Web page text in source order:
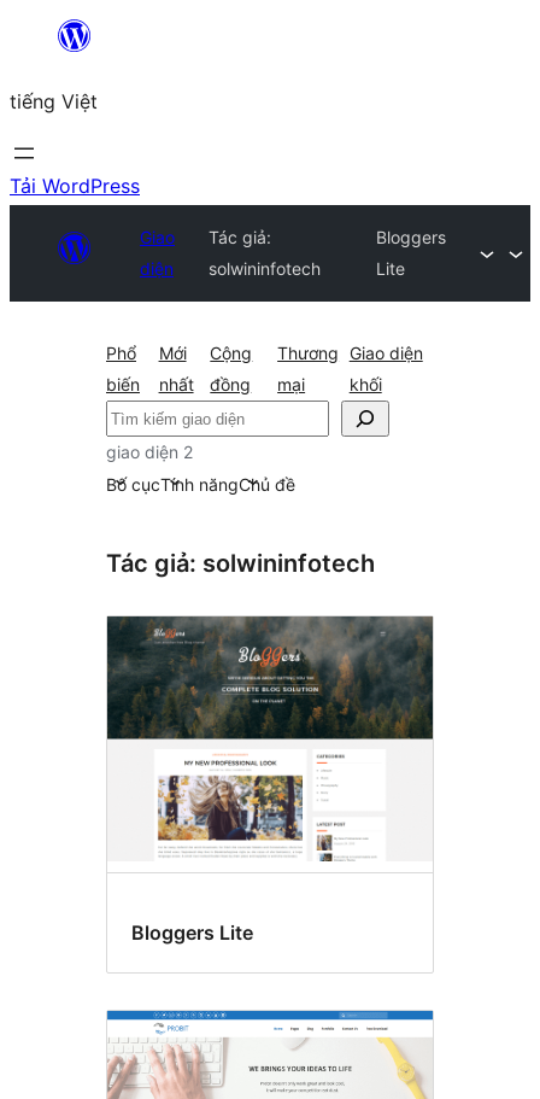
Chuyển
phần
nội
dung
tiếng Việt
Tải WordPress
Giao
diện
Tác giả:
solwininfotech
Bloggers
Lite
Phổ
biến
Mới
nhất
Cộng
đồng
Thương
mại
Giao diện
khối
Tìm
kiếm
giao diện 2
Bố cụcTính năngChủ đề
Tác giả: solwininfotech
Bloggers Lite